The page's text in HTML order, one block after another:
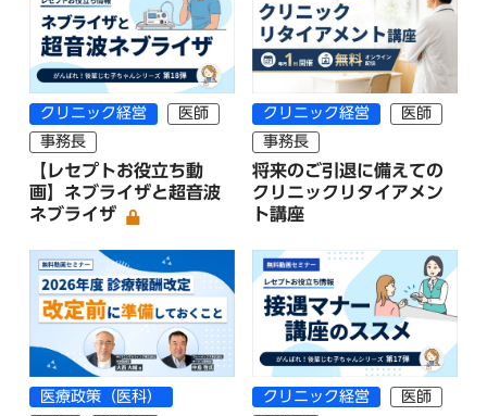
クリニック経営
医師
事務長
【レセプトお役立ち動
画】ネブライザと超音波
ネブライザ
クリニック経営
医師
事務長
将来のご引退に備えての
クリニックリタイアメン
ト講座
医療政策（医科）
クリニック経営
医師